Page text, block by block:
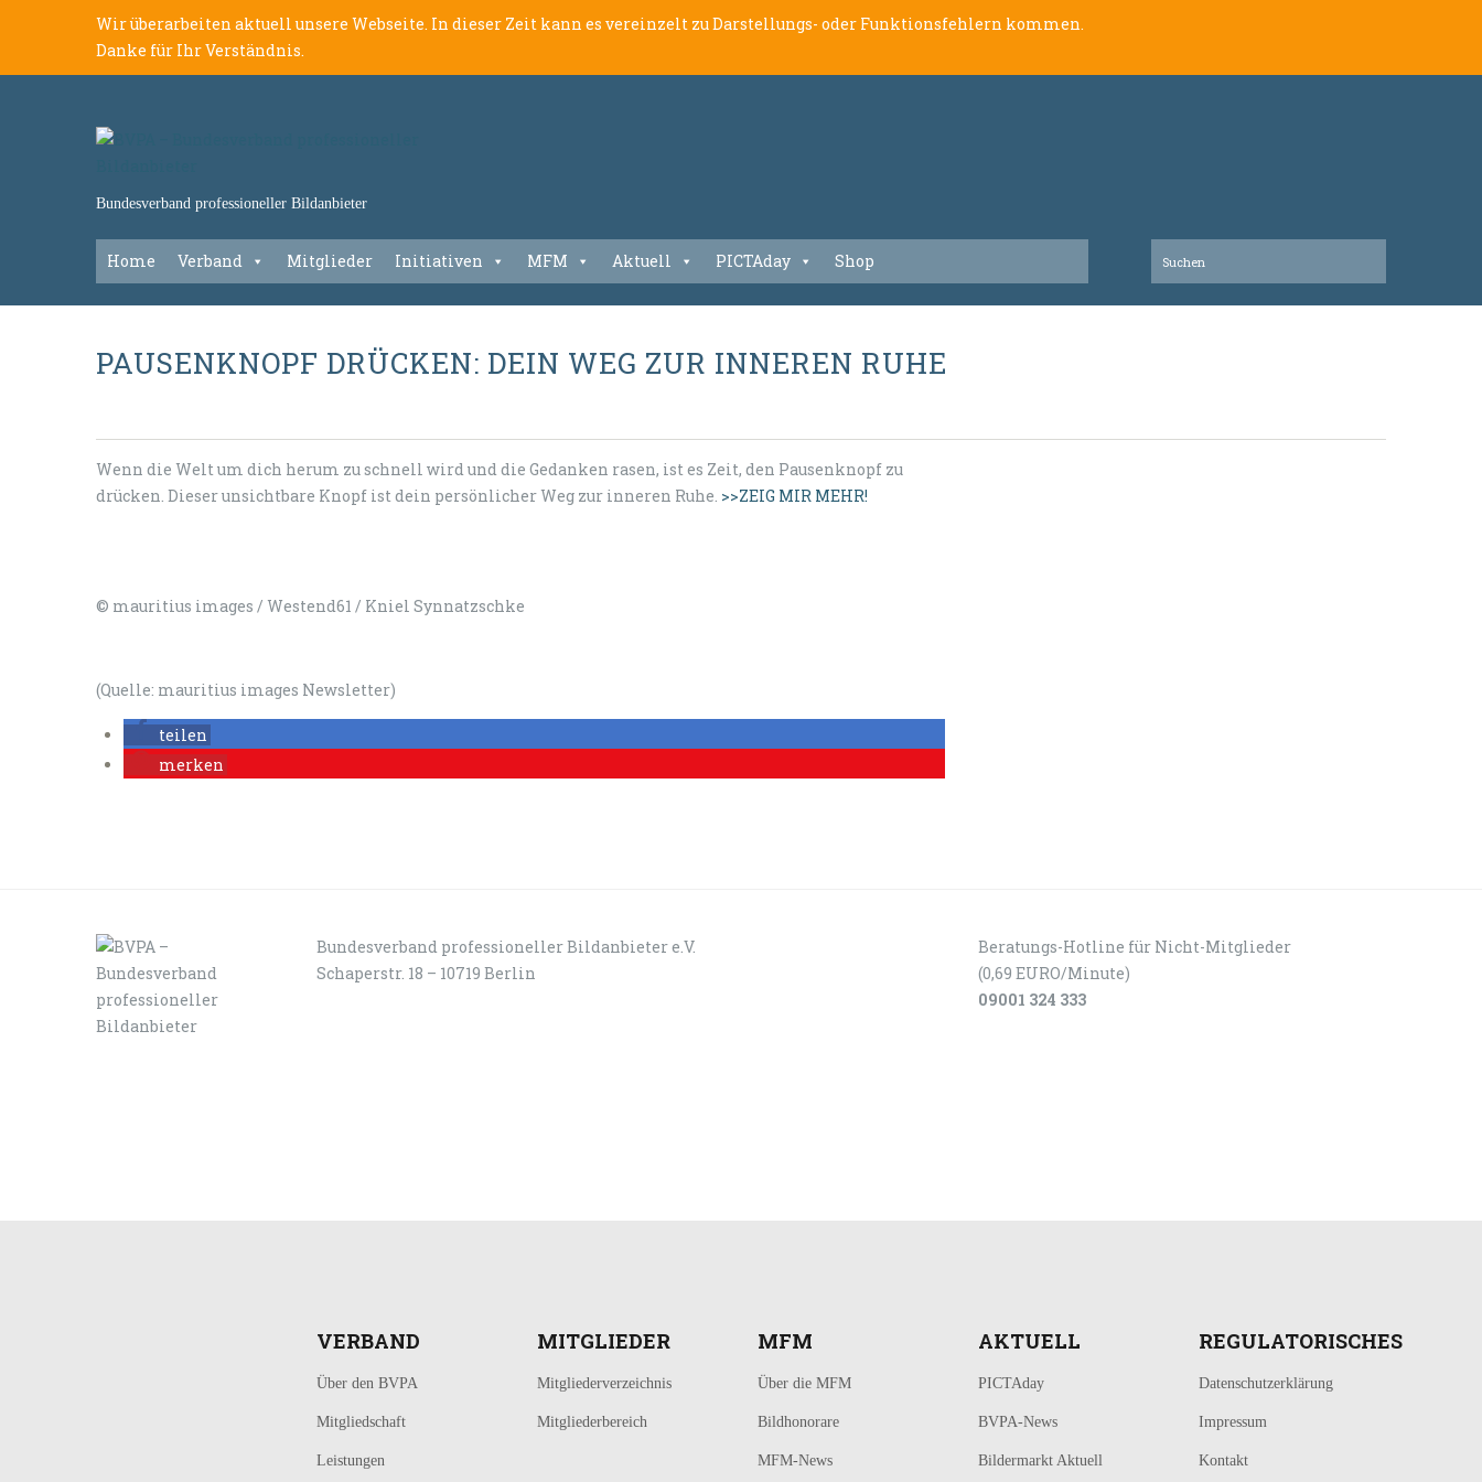
Wir überarbeiten aktuell unsere Webseite. In dieser Zeit kann es vereinzelt zu Darstellungs- oder Funktionsfehlern kommen.
Danke für Ihr Verständnis.
Bundesverband professioneller Bildanbieter
Home Verband Mitglieder Initiativen MFM Aktuell PICTAday Shop
PAUSENKNOPF DRÜCKEN: DEIN WEG ZUR INNEREN RUHE
Wenn die Welt um dich herum zu schnell wird und die Gedanken rasen, ist es Zeit, den Pausenknopf zu
drücken. Dieser unsichtbare Knopf ist dein persönlicher Weg zur inneren Ruhe. >>ZEIG MIR MEHR!
© mauritius images / Westend61 / Kniel Synnatzschke
(Quelle: mauritius images Newsletter)
teilen
merken
Bundesverband professioneller Bildanbieter e.V.
Schaperstr. 18 – 10719 Berlin
Beratungs-Hotline für Nicht-Mitglieder
(0,69 EURO/Minute)
09001 324 333
VERBAND
Über den BVPA
Mitgliedschaft
Leistungen
MITGLIEDER
Mitgliederverzeichnis
Mitgliederbereich
MFM
Über die MFM
Bildhonorare
MFM-News
AKTUELL
PICTAday
BVPA-News
Bildermarkt Aktuell
REGULATORISCHES
Datenschutzerklärung
Impressum
Kontakt